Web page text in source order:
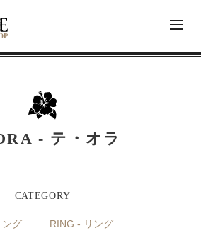
- テ・オラ
ング RING - リング